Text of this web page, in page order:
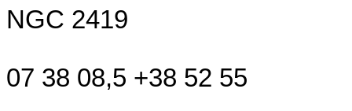
NGC 2419
07 38 08,5 +38 52 55